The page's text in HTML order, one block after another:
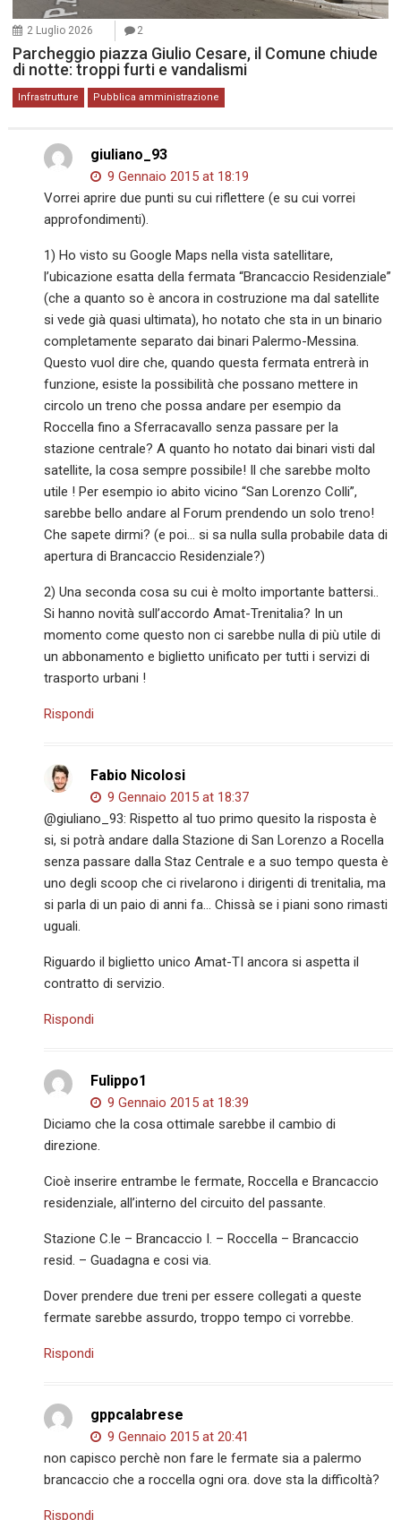
2 Luglio 2026 2
Parcheggio piazza Giulio Cesare, il Comune chiude
di notte: troppi furti e vandalismi
Infrastrutture Pubblica amministrazione
giuliano_93
9 Gennaio 2015 at 18:19
Vorrei aprire due punti su cui riflettere (e su cui vorrei
approfondimenti).
1) Ho visto su Google Maps nella vista satellitare,
l’ubicazione esatta della fermata “Brancaccio Residenziale”
(che a quanto so è ancora in costruzione ma dal satellite
si vede già quasi ultimata), ho notato che sta in un binario
completamente separato dai binari Palermo-Messina.
Questo vuol dire che, quando questa fermata entrerà in
funzione, esiste la possibilità che possano mettere in
circolo un treno che possa andare per esempio da
Roccella fino a Sferracavallo senza passare per la
stazione centrale? A quanto ho notato dai binari visti dal
satellite, la cosa sempre possibile! Il che sarebbe molto
utile ! Per esempio io abito vicino “San Lorenzo Colli”,
sarebbe bello andare al Forum prendendo un solo treno!
Che sapete dirmi? (e poi… si sa nulla sulla probabile data di
apertura di Brancaccio Residenziale?)
2) Una seconda cosa su cui è molto importante battersi..
Si hanno novità sull’accordo Amat-Trenitalia? In un
momento come questo non ci sarebbe nulla di più utile di
un abbonamento e biglietto unificato per tutti i servizi di
trasporto urbani !
Rispondi
Fabio Nicolosi
9 Gennaio 2015 at 18:37
@giuliano_93: Rispetto al tuo primo quesito la risposta è
si, si potrà andare dalla Stazione di San Lorenzo a Rocella
senza passare dalla Staz Centrale e a suo tempo questa è
uno degli scoop che ci rivelarono i dirigenti di trenitalia, ma
si parla di un paio di anni fa… Chissà se i piani sono rimasti
uguali.
Riguardo il biglietto unico Amat-TI ancora si aspetta il
contratto di servizio.
Rispondi
Fulippo1
9 Gennaio 2015 at 18:39
Diciamo che la cosa ottimale sarebbe il cambio di
direzione.
Cioè inserire entrambe le fermate, Roccella e Brancaccio
residenziale, all’interno del circuito del passante.
Stazione C.le – Brancaccio I. – Roccella – Brancaccio
resid. – Guadagna e cosi via.
Dover prendere due treni per essere collegati a queste
fermate sarebbe assurdo, troppo tempo ci vorrebbe.
Rispondi
gppcalabrese
9 Gennaio 2015 at 20:41
non capisco perchè non fare le fermate sia a palermo
brancaccio che a roccella ogni ora. dove sta la difficoltà?
Rispondi